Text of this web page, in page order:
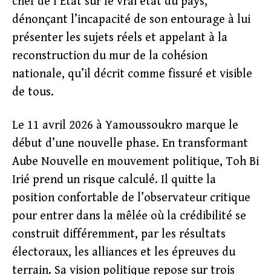
dénonçant l’incapacité de son entourage à lui
présenter les sujets réels et appelant à la
reconstruction du mur de la cohésion
nationale, qu’il décrit comme fissuré et visible
de tous.
Le 11 avril 2026 à Yamoussoukro marque le
début d’une nouvelle phase. En transformant
Aube Nouvelle en mouvement politique, Toh Bi
Irié prend un risque calculé. Il quitte la
position confortable de l’observateur critique
pour entrer dans la mêlée où la crédibilité se
construit différemment, par les résultats
électoraux, les alliances et les épreuves du
terrain. Sa vision politique repose sur trois